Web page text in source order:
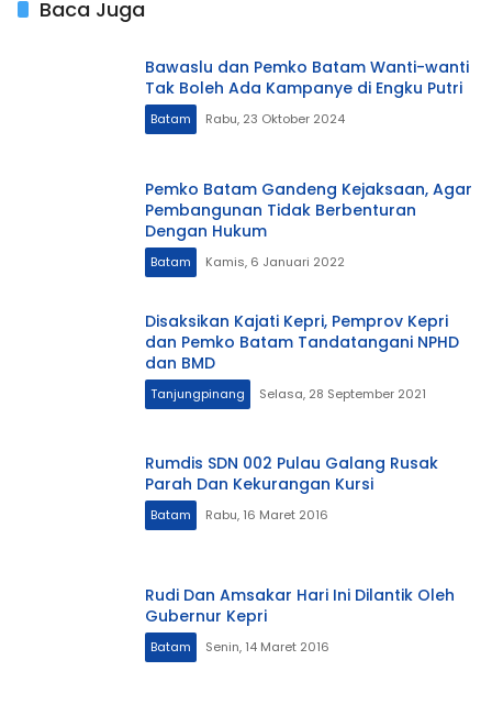
Baca Juga
Bawaslu dan Pemko Batam Wanti-wanti
Tak Boleh Ada Kampanye di Engku Putri
Batam Rabu, 23 Oktober 2024
Pemko Batam Gandeng Kejaksaan, Agar
Pembangunan Tidak Berbenturan
Dengan Hukum
Batam Kamis, 6 Januari 2022
Disaksikan Kajati Kepri, Pemprov Kepri
dan Pemko Batam Tandatangani NPHD
dan BMD
Tanjungpinang Selasa, 28 September 2021
Rumdis SDN 002 Pulau Galang Rusak
Parah Dan Kekurangan Kursi
Batam Rabu, 16 Maret 2016
Rudi Dan Amsakar Hari Ini Dilantik Oleh
Gubernur Kepri
Batam Senin, 14 Maret 2016